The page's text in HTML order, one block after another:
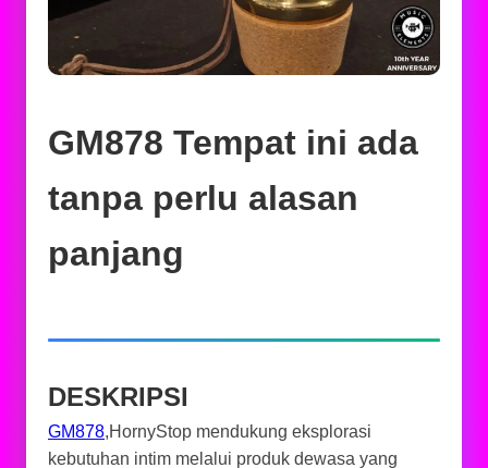
GM878 Tempat ini ada
tanpa perlu alasan
panjang
DESKRIPSI
GM878,HornyStop mendukung eksplorasi
kebutuhan intim melalui produk dewasa yang